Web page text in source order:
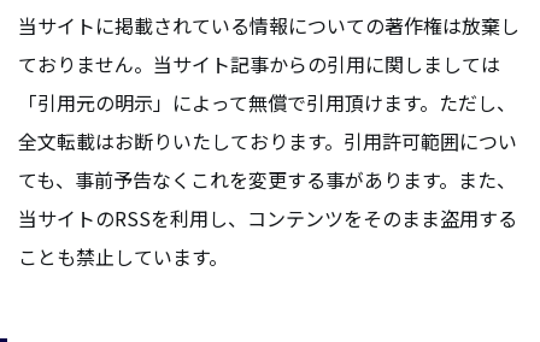
当サイトに掲載されている情報についての著作権は放棄し
ておりません。当サイト記事からの引用に関しましては
「引用元の明示」によって無償で引用頂けます。ただし、
全文転載はお断りいたしております。引用許可範囲につい
ても、事前予告なくこれを変更する事があります。また、
当サイトのRSSを利用し、コンテンツをそのまま盗用する
ことも禁止しています。